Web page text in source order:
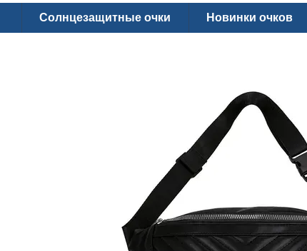
Солнцезащитные очки Новинки очков